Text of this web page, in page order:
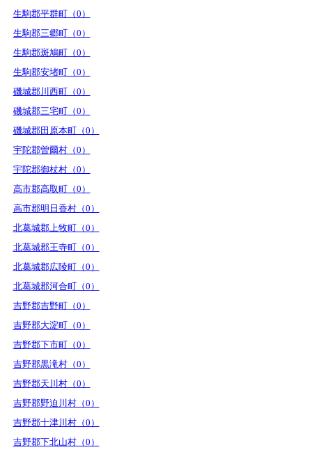
生駒郡平群町（0）
生駒郡三郷町（0）
生駒郡斑鳩町（0）
生駒郡安堵町（0）
磯城郡川西町（0）
磯城郡三宅町（0）
磯城郡田原本町（0）
宇陀郡曽爾村（0）
宇陀郡御杖村（0）
高市郡高取町（0）
高市郡明日香村（0）
北葛城郡上牧町（0）
北葛城郡王寺町（0）
北葛城郡広陵町（0）
北葛城郡河合町（0）
吉野郡吉野町（0）
吉野郡大淀町（0）
吉野郡下市町（0）
吉野郡黒滝村（0）
吉野郡天川村（0）
吉野郡野迫川村（0）
吉野郡十津川村（0）
吉野郡下北山村（0）